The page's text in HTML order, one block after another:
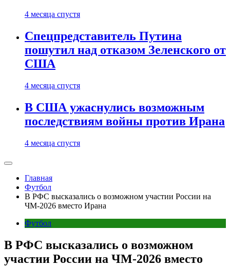
4 месяца спустя
Спецпредставитель Путина
пошутил над отказом Зеленского от
США
4 месяца спустя
В США ужаснулись возможным
последствиям войны против Ирана
4 месяца спустя
Главная
Футбол
В РФС высказались о возможном участии России на
ЧМ-2026 вместо Ирана
Футбол
В РФС высказались о возможном
участии России на ЧМ-2026 вместо